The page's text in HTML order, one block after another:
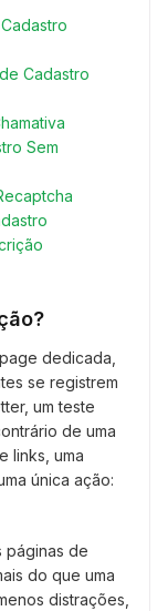
Cadastro
Sem
dedicada,
se registrem
um teste
de uma
links, uma
única ação:
páginas de
do que uma
distrações,